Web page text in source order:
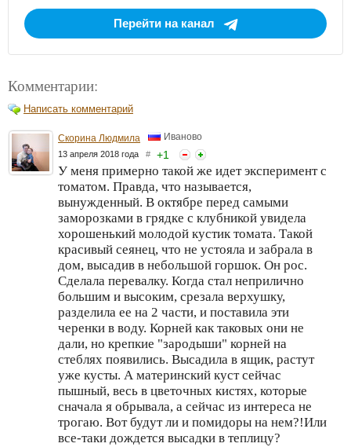
Перейти на канал
Комментарии:
Написать комментарий
Скорина Людмила Иваново
13 апреля 2018 года # +1
У меня примерно такой же идет эксперимент с
томатом. Правда, что называется,
вынужденный. В октябре перед самыми
заморозками в грядке с клубникой увидела
хорошенький молодой кустик томата. Такой
красивый сеянец, что не устояла и забрала в
дом, высадив в небольшой горшок. Он рос.
Сделала перевалку. Когда стал неприлично
большим и высоким, срезала верхушку,
разделила ее на 2 части, и поставила эти
черенки в воду. Корней как таковых они не
дали, но крепкие "зародыши" корней на
стеблях появились. Высадила в ящик, растут
уже кусты. А материнский куст сейчас
пышный, весь в цветочных кистях, которые
сначала я обрывала, а сейчас из интереса не
трогаю. Вот будут ли и помидоры на нем?!Или
все-таки дождется высадки в теплицу?